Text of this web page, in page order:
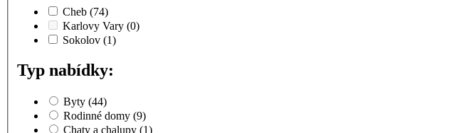
Cheb (74)
Karlovy Vary (0)
Sokolov (1)
Typ nabídky:
Byty (44)
Rodinné domy (9)
Chaty a chalupy (1)